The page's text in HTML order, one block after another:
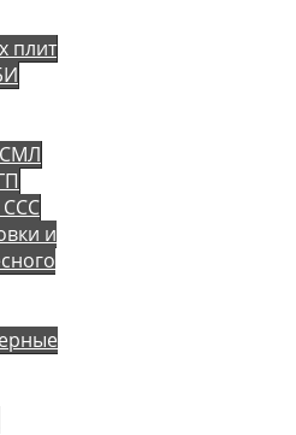
плит
СМЛ
ССС
и